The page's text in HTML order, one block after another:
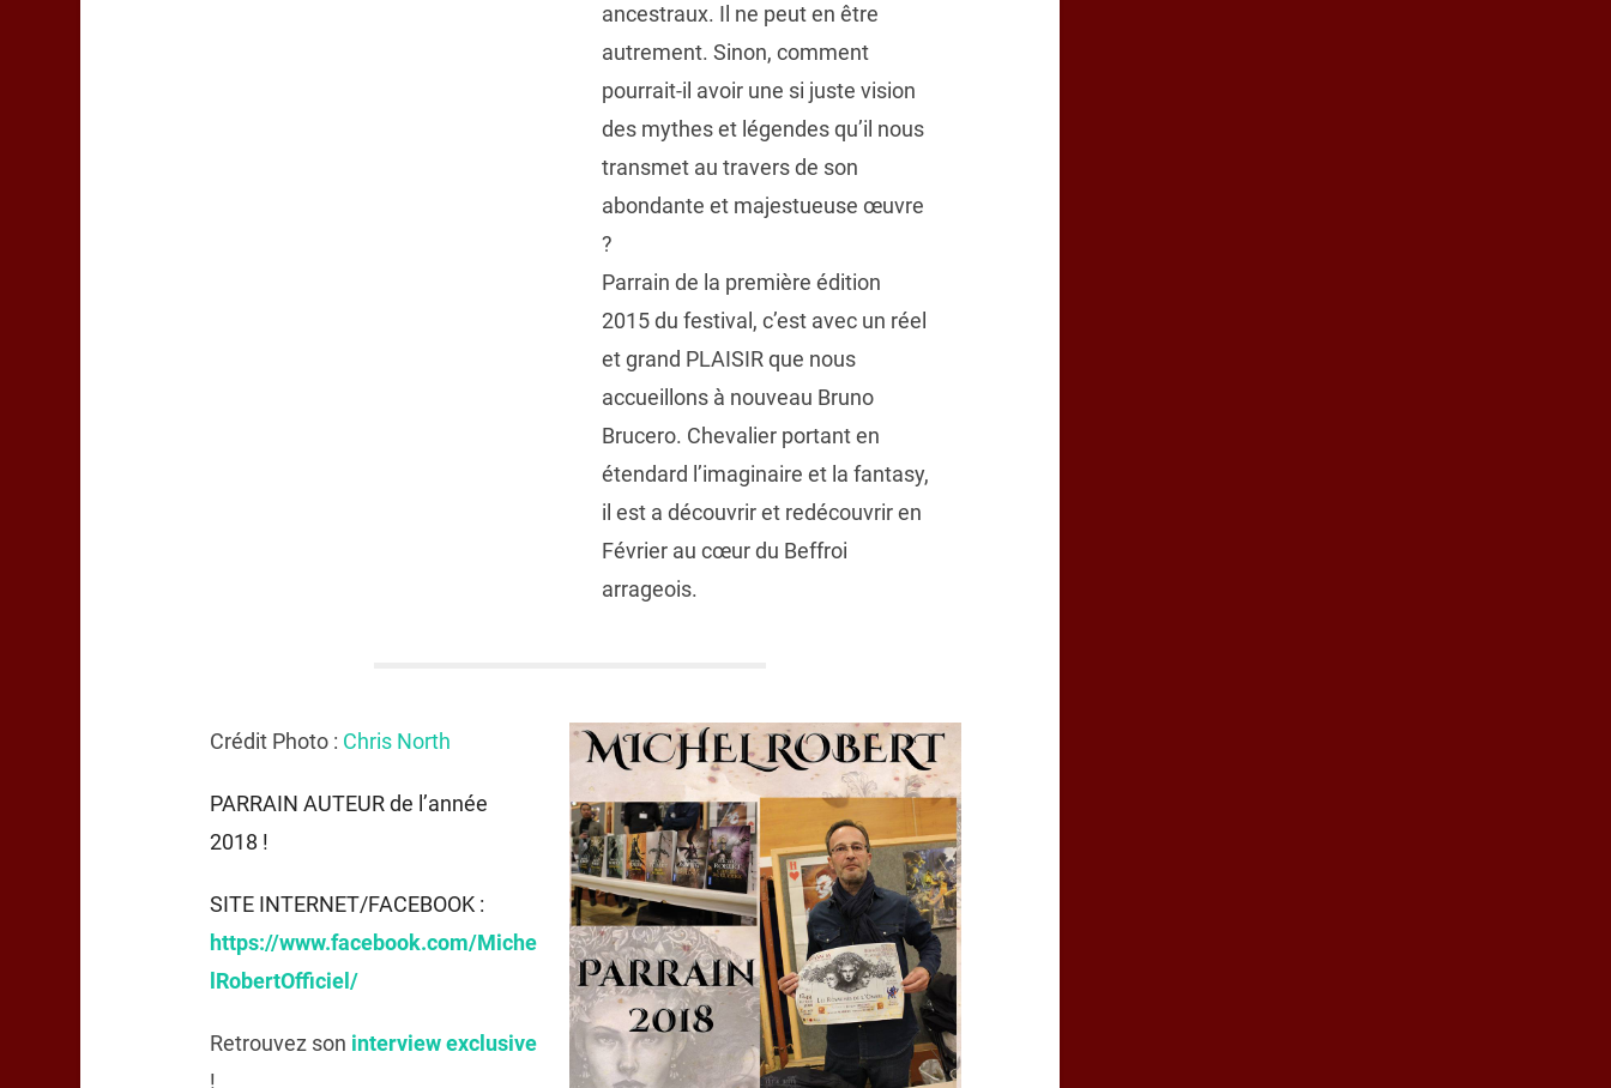
ancestraux. Il ne peut en être
autrement. Sinon, comment
pourrait-il avoir une si juste vision
des mythes et légendes qu’il nous
transmet au travers de son
abondante et majestueuse œuvre
?
Parrain de la première édition
2015 du festival, c’est avec un réel
et grand PLAISIR que nous
accueillons à nouveau Bruno
Brucero. Chevalier portant en
étendard l’imaginaire et la fantasy,
il est a découvrir et redécouvrir en
Février au cœur du Beffroi
arrageois.
Crédit Photo : Chris North
PARRAIN AUTEUR de l’année
2018 !
SITE INTERNET/FACEBOOK :
https://www.facebook.com/Miche
lRobertOfficiel/
Retrouvez son interview exclusive
!